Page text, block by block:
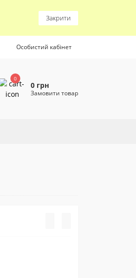
Закрити
Особистий кабінет
0
0 грн
Замовити товар